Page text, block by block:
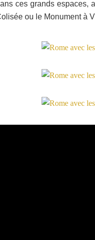
ces grands espaces,
ou le Monument à